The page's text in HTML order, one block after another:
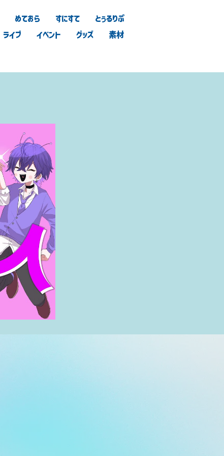
めておら すにすて
とぅるりぷ
ライブ イベント グッズ 素材